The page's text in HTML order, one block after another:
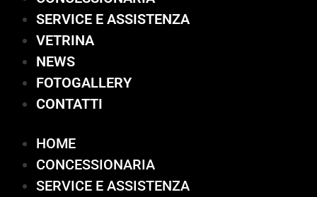
SERVICE E ASSISTENZA
VETRINA
NEWS
FOTOGALLERY
CONTATTI
HOME
CONCESSIONARIA
SERVICE E ASSISTENZA